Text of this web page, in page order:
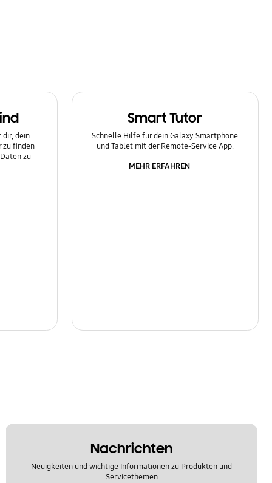
dir, dein
zu finden
zu
Smart Tutor
Schnelle Hilfe für dein Galaxy Smartphone
und Tablet mit der Remote-Service App.
MEHR ERFAHREN
Nachrichten
Neuigkeiten und wichtige Informationen zu Produkten und
Servicethemen